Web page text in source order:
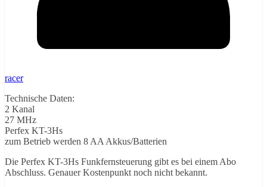
racer
Technische Daten:
2 Kanal
27 MHz
Perfex KT-3Hs
zum Betrieb werden 8 AA Akkus/Batterien
Die Perfex KT-3Hs Funkfernsteuerung gibt es bei einem Abo
Abschluss. Genauer Kostenpunkt noch nicht bekannt.